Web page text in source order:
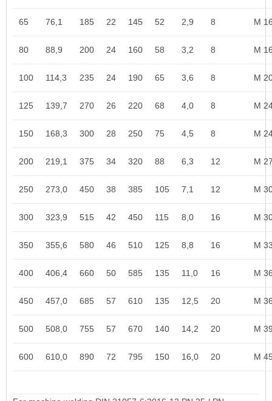
65 76,1 185 22 145 52 2,9 8 M
80 88,9 200 24 160 58 3,2 8 M
100 114,3 235 24 190 65 3,6 8 M
125 139,7 270 26 220 68 4,0 8 M
150 168,3 300 28 250 75 4,5 8 M
200 219,1 375 34 320 88 6,3 12 M
250 273,0 450 38 385 105 7,1 12 M
300 323,9 515 42 450 115 8,0 16 M
350 355,6 580 46 510 125 8,8 16 M
400 406,4 660 50 585 135 11,0 16 M
450 457,0 685 57 610 135 12,5 20 M
500 508,0 755 57 670 140 14,2 20 M
600 610,0 890 72 795 150 16,0 20 M